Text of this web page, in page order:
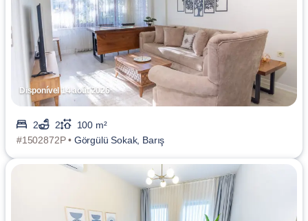
Disponível 14 août 2026
2 2
100 m²
#1502872P • Görgülü Sokak, Barış